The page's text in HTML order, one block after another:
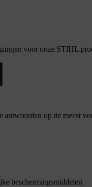
voor onze STIHL
op de meest
beschermingsmiddelen